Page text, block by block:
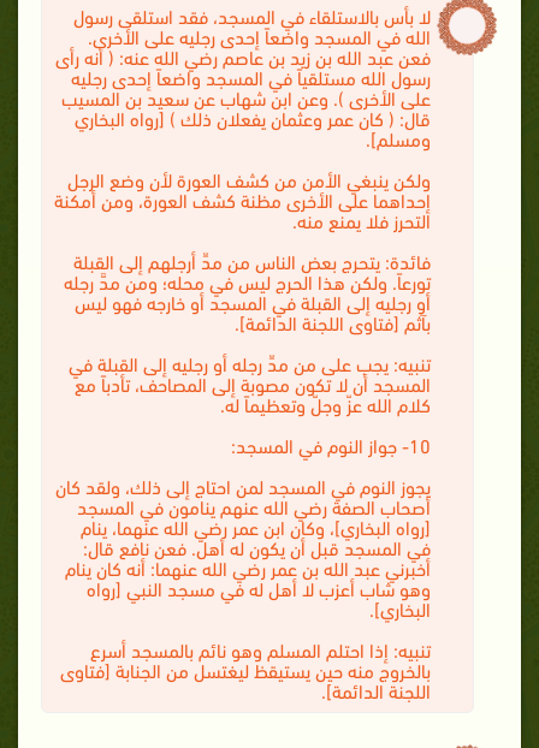
لا بأس بالاستلقاء في المسجد، فقد استلقى رسول
الله في المسجد واضعاً إحدى رجليه على الأخرى.
فعن عبد الله بن زيد بن عاصم رضي الله عنه: ( أنه رأى
رسول الله مستلقياً في المسجد واضعاً إحدى رجليه
على الأخرى ). وعن ابن شهاب عن سعيد بن المسيب
قال: ( كان عمر وعثمان يفعلان ذلك ) [رواه البخاري
ومسلم].
ولكن ينبغي الأمن من كشف العورة لأن وضع الرجل
إحداهما على الأخرى مظنة كشف العورة، ومن أمكنة
التحرز فلا يمنع منه.
فائدة: يتحرج بعض الناس من مدِّ أرجلهم إلى القبلة
تورعاً. ولكن هذا الحرج ليس في محله؛ ومن مدَّ رجله
أو رجليه إلى القبلة في المسجد أو خارجه فهو ليس
بآثم [فتاوى اللجنة الدائمة].
تنبيه: يجب على من مدِّ رجله أو رجليه إلى القبلة في
المسجد أن لا تكون مصوبة إلى المصاحف، تأدباً مع
كلام الله عزّ وجلّ وتعظيماً له.
10- جواز النوم في المسجد:
يجوز النوم في المسجد لمن احتاج إلى ذلك، ولقد كان
أصحاب الصفة رضي الله عنهم ينامون في المسجد
[رواه البخاري]، وكان ابن عمر رضي الله عنهما، ينام
في المسجد قبل أن يكون له أهل. فعن نافع قال:
أخبرني عبد الله بن عمر رضي الله عنهما: أنه كان ينام
وهو شاب أعزب لا أهل له في مسجد النبي [رواه
البخاري].
تنبيه: إذا احتلم المسلم وهو نائم بالمسجد أسرع
بالخروج منه حين يستيقظ ليغتسل من الجنابة [فتاوى
اللجنة الدائمة].